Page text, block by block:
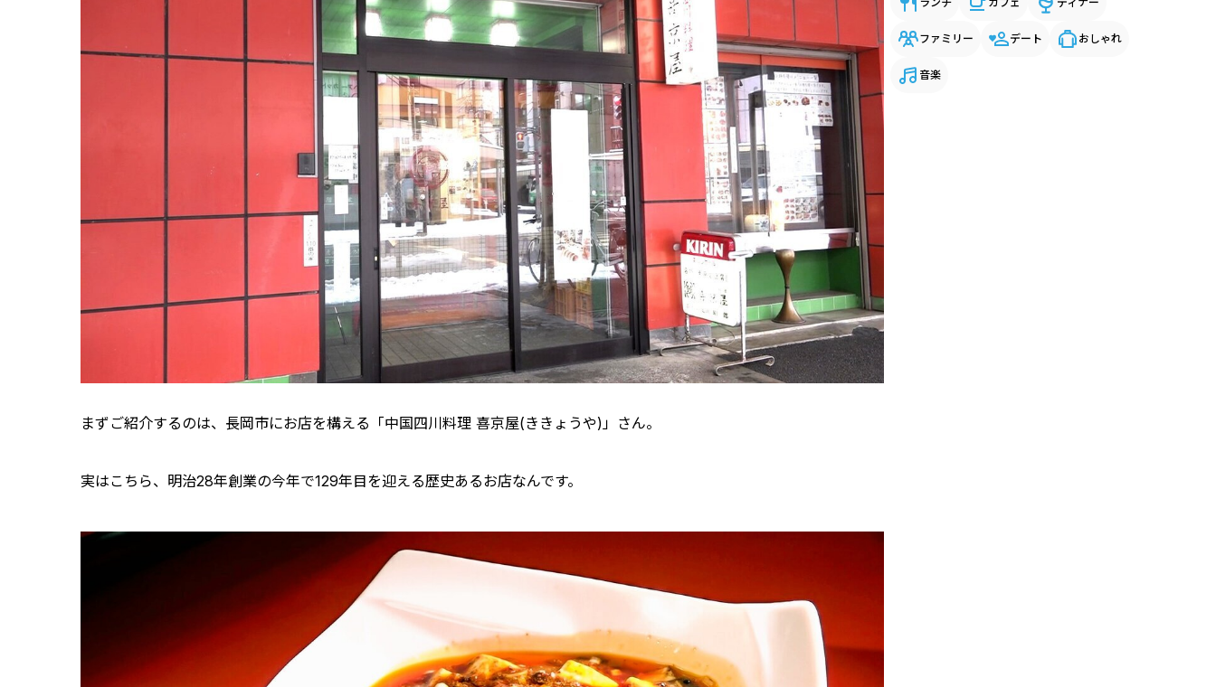
まずご紹介するのは、長岡市にお店を構える「中国四川料理 喜京屋(ききょうや)」さん。
実はこちら、明治28年創業の今年で129年目を迎える歴史あるお店なんです。
ファミリー デート おしゃれ
音楽